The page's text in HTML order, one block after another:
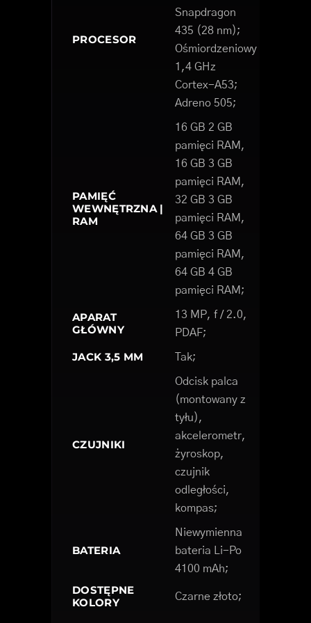
PROCESOR
Snapdragon
435 (28 nm);
Ośmiordzeniowy
1,4 GHz
Cortex-A53;
Adreno 505;
PAMIĘĆ
WEWNĘTRZNA |
RAM
16 GB 2 GB
pamięci RAM,
16 GB 3 GB
pamięci RAM,
32 GB 3 GB
pamięci RAM,
64 GB 3 GB
pamięci RAM,
64 GB 4 GB
pamięci RAM;
APARAT
GŁÓWNY
13 MP, f / 2.0,
PDAF;
JACK 3,5 MM Tak;
CZUJNIKI
Odcisk palca
(montowany z
tyłu),
akcelerometr,
żyroskop,
czujnik
odległości,
kompas;
BATERIA
Niewymienna
bateria Li-Po
4100 mAh;
DOSTĘPNE
KOLORY
Czarne złoto;